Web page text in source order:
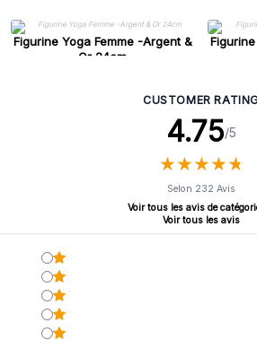
Figurine Yoga Femme -Argent &
Or 24cm
CUSTOMER
4.75/5
★★★★★
★★★★★
Selon 232 Avis
Voir tous les avis de
Voir tous les avis